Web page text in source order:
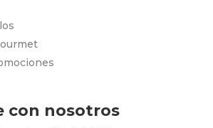
con nosotros